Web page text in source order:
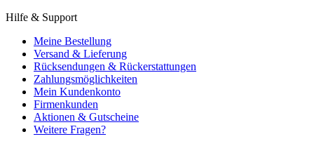
Hilfe & Support
Meine Bestellung
Versand & Lieferung
Rücksendungen & Rückerstattungen
Zahlungsmöglichkeiten
Mein Kundenkonto
Firmenkunden
Aktionen & Gutscheine
Weitere Fragen?